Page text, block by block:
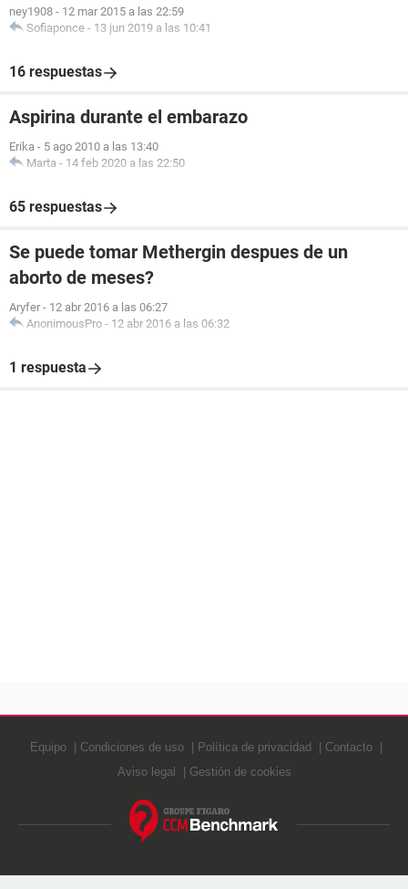
ney1908 - 12 mar 2015 a las 22:59
Sofiaponce - 13 jun 2019 a las 10:41
16 respuestas
Aspirina durante el embarazo
Erika - 5 ago 2010 a las 13:40
Marta - 14 feb 2020 a las 22:50
65 respuestas
Se puede tomar Methergin despues de un
aborto de meses?
Aryfer - 12 abr 2016 a las 06:27
AnonimousPro - 12 abr 2016 a las 06:32
1 respuesta
Equipo Condiciones de uso Política de privacidad
Contacto
Aviso legal
Gestión de cookies